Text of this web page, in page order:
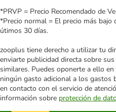
*PRVP = Precio Recomendado de
*Precio normal = El precio más
útimos 30 días.
zooplus tiene derecho a utilizar tu
enviarte publicidad directa sobre
similares. Puedes oponerte a ello
ningún gasto adicional a los gastos
en contacto con el servicio de
información sobre protección de